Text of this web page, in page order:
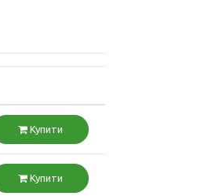
Купити
Купити